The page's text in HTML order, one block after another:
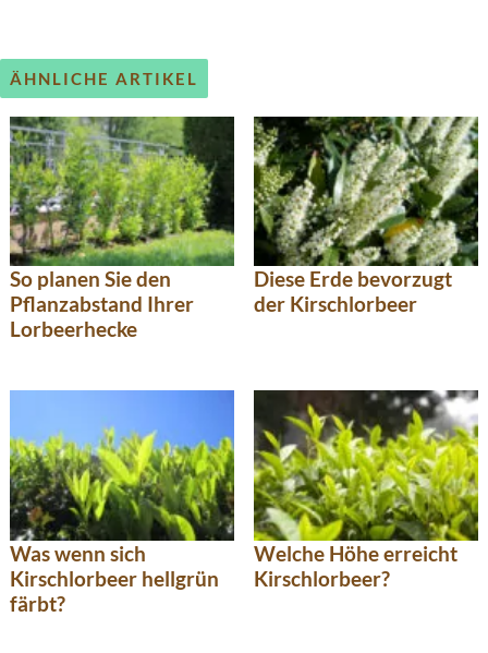
ÄHNLICHE ARTIKEL
So planen Sie den
Pflanzabstand Ihrer
Lorbeerhecke
Diese Erde bevorzugt
der Kirschlorbeer
Was wenn sich
Kirschlorbeer hellgrün
färbt?
Welche Höhe erreicht
Kirschlorbeer?